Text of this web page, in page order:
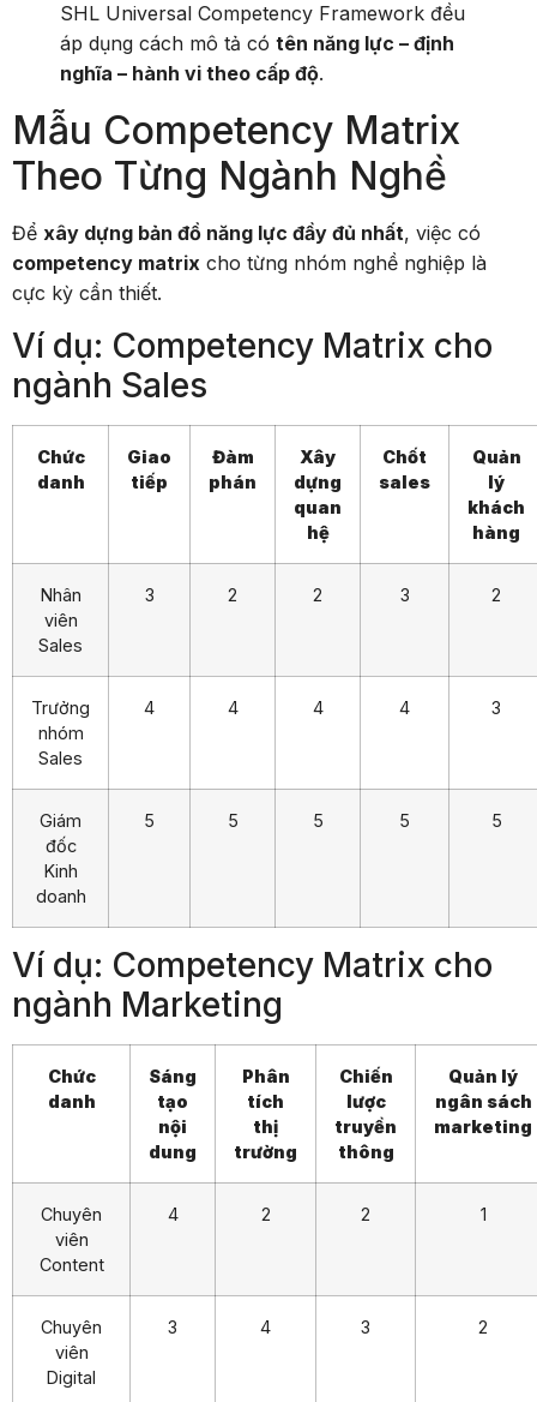
SHL Universal Competency Framework đều
áp dụng cách mô tả có tên năng lực – định
nghĩa – hành vi theo cấp độ.
Mẫu Competency Matrix
Theo Từng Ngành Nghề
Để xây dựng bản đồ năng lực đầy đủ nhất, việc có
competency matrix cho từng nhóm nghề nghiệp là
cực kỳ cần thiết.
Ví dụ: Competency Matrix cho
ngành Sales
Chức
danh
Giao
tiếp
Đàm
phán
Xây
dựng
quan
hệ
Chốt
sales
Quản
lý
khách
hàng
Nhân
viên
Sales
3 2 2 3 2
Trưởng
nhóm
Sales
4 4 4 4 3
Giám
đốc
Kinh
doanh
5 5 5 5 5
Ví dụ: Competency Matrix cho
ngành Marketing
Chức
danh
Sáng
tạo
nội
dung
Phân
tích
thị
trường
Chiến
lược
truyền
thông
Quản lý
ngân sách
marketing
Chuyên
viên
Content
4 2 2 1
Chuyên
viên
Digital
3 4 3 2